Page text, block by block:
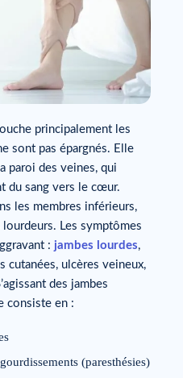
principalement les
sont pas épargnés. Elle
paroi des veines, qui
du sang vers le cœur.
les membres inférieurs,
Les symptômes
: jambes lourdes,
cutanées, ulcères veineux,
des jambes
consiste en :
(paresthésies)